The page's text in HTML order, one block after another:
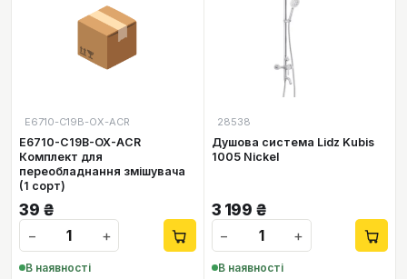
📦
E6710-C19B-OX-ACR
E6710-C19B-OX-ACR
Комплект для
переобладнання змішувача
(1 сорт)
39 ₴
−
+
В наявності
28538
Душова система Lidz Kubis
1005 Nickel
3 199 ₴
−
+
В наявності